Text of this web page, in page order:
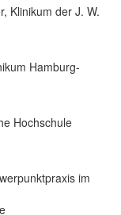
Klinikum der J. W.
Hamburg-
Hochschule
im